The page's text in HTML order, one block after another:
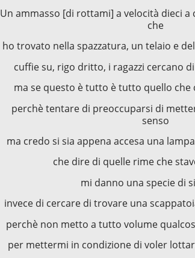
Un ammasso [di rottami] a velocità dieci
che
ho trovato nella spazzatura, un telaio e
cuffie su, rigo dritto, i ragazzi cercano
ma se questo è tutto è tutto quello che
perchè tentare di preoccuparsi di
senso
ma credo si sia appena accesa una
che dire di quelle rime che
mi danno una specie di
invece di cercare di trovare una
perchè non metto a tutto volume
per mettermi in condizione di voler